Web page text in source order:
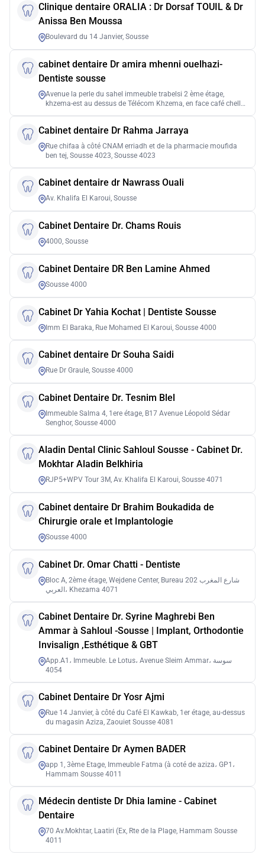
Clinique dentaire ORALIA : Dr Dorsaf TOUIL & Dr
Anissa Ben Moussa
Boulevard du 14 Janvier, Sousse
cabinet dentaire Dr amira mhenni ouelhazi-
Dentiste sousse
Avenue la perle du sahel immeuble trabelsi 2 ème étage,
khzema-est au dessus de Télécom Khzema, en face café chelly,
Cabinet dentaire Dr Rahma Jarraya
Rue chifaa à côté CNAM erriadh et de la pharmacie moufida
ben tej, Sousse 4023, Sousse 4023
Cabinet dentaire dr Nawrass Ouali
Av. Khalifa El Karoui, Sousse
Cabinet Dentaire Dr. Chams Rouis
4000, Sousse
Cabinet Dentaire DR Ben Lamine Ahmed
Sousse 4000
Cabinet Dr Yahia Kochat | Dentiste Sousse
Imm El Baraka, Rue Mohamed El Karoui, Sousse 4000
Cabinet dentaire Dr Souha Saidi
Rue Dr Graule, Sousse 4000
Cabinet Dentaire Dr. Tesnim Blel
Immeuble Salma 4, 1ere étage, B17 Avenue Léopold Sédar
Senghor, Sousse 4000
Aladin Dental Clinic Sahloul Sousse - Cabinet Dr.
Mokhtar Aladin Belkhiria
RJP5+WPV Tour 3M, Av. Khalifa El Karoui, Sousse 4071
Cabinet dentaire Dr Brahim Boukadida de
Chirurgie orale et Implantologie
Sousse 4000
Cabinet Dr. Omar Chatti - Dentiste
Bloc A, 2ème étage, Wejdene Center, Bureau 202 شارع المغرب
العربي، Khezama 4071
Cabinet Dentaire Dr. Syrine Maghrebi Ben
Ammar à Sahloul -Sousse | Implant, Orthodontie
Invisalign ,Esthétique & GBT
App.A1، Immeuble. Le Lotus، Avenue Sleim Ammar، سوسة
4054
Cabinet Dentaire Dr Yosr Ajmi
Rue 14 Janvier, à côté du Café El Kawkab, 1er étage, au-dessus
du magasin Aziza, Zaouiet Sousse 4081
Cabinet Dentaire Dr Aymen BADER
app 1, 3ème Etage, Immeuble Fatma (à coté de aziza، GP1،
Hammam Sousse 4011
Médecin dentiste Dr Dhia lamine - Cabinet
Dentaire
70 Av.Mokhtar, Laatiri (Ex, Rte de la Plage, Hammam Sousse
4011